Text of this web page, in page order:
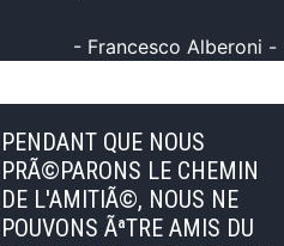
- Francesco Alberoni -
PENDANT QUE NOUS
PRÃ©PARONS LE CHEMIN
DE L'AMITIÃ©, NOUS NE
POUVONS ÃªTRE AMIS DU